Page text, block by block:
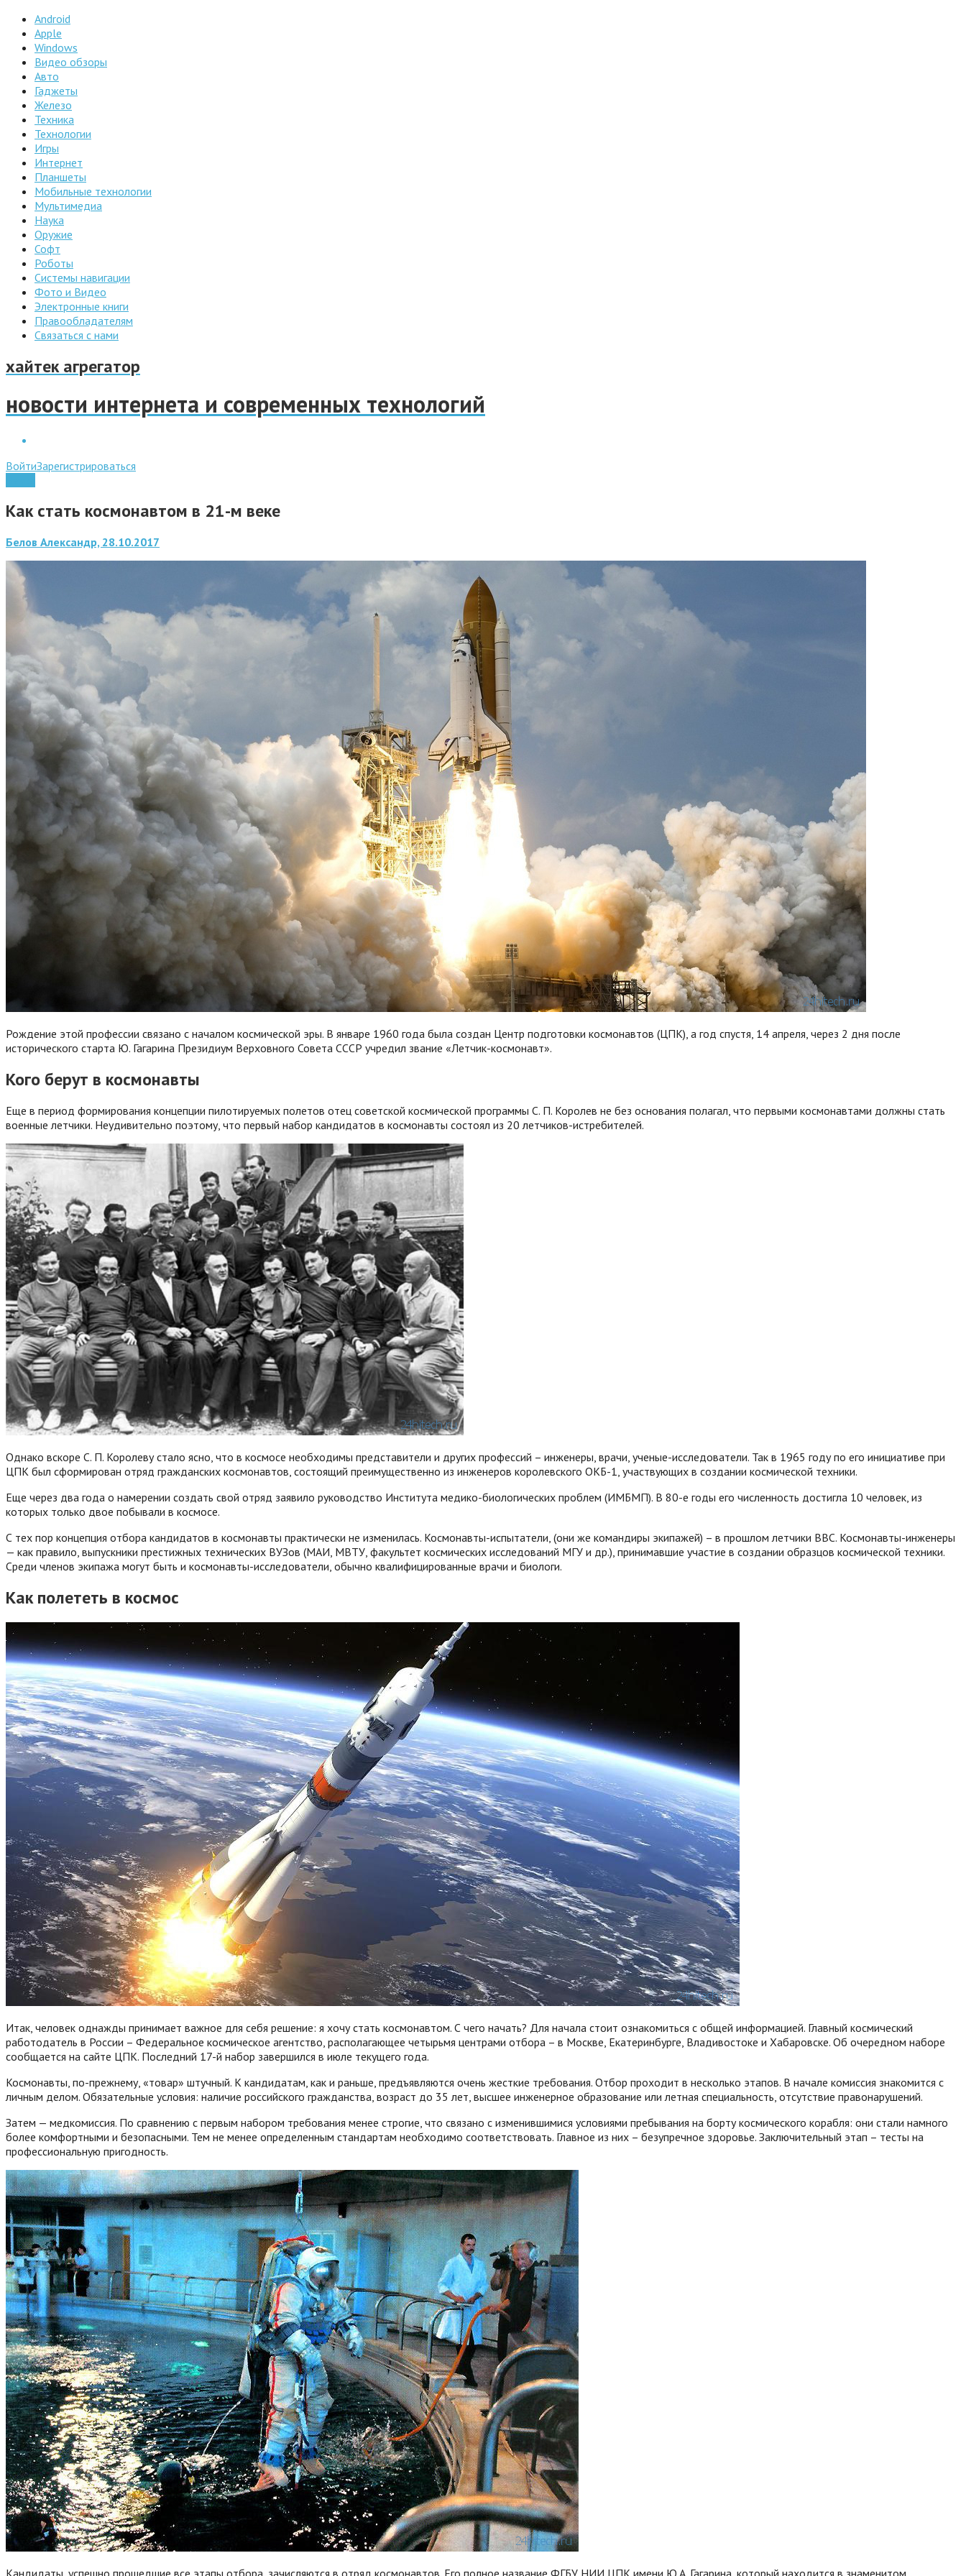
Android
Apple
Windows
Видео обзоры
Авто
Гаджеты
Железо
Техника
Технологии
Игры
Интернет
Планшеты
Мобильные технологии
Мультимедиа
Наука
Оружие
Софт
Роботы
Системы навигации
Фото и Видео
Электронные книги
Правообладателям
Связаться с нами
хайтек агрегатор
новости интернета и современных технологий
ВойтиЗарегистрироваться
Как стать космонавтом в 21-м веке
Белов Александр, 28.10.2017
Рождение этой профессии связано с началом космической эры. В январе 1960 года была создан Центр подготовки космонавтов (ЦПК), а год спустя, 14 апреля, через 2 дня после
исторического старта Ю. Гагарина Президиум Верховного Совета СССР учредил звание «Летчик-космонавт».
Кого берут в космонавты
Еще в период формирования концепции пилотируемых полетов отец советской космической программы С. П. Королев не без основания полагал, что первыми космонавтами должны стать
военные летчики. Неудивительно поэтому, что первый набор кандидатов в космонавты состоял из 20 летчиков-истребителей.
Однако вскоре С. П. Королеву стало ясно, что в космосе необходимы представители и других профессий – инженеры, врачи, ученые-исследователи. Так в 1965 году по его инициативе при
ЦПК был сформирован отряд гражданских космонавтов, состоящий преимущественно из инженеров королевского ОКБ-1, участвующих в создании космической техники.
Еще через два года о намерении создать свой отряд заявило руководство Института медико-биологических проблем (ИМБМП). В 80-е годы его численность достигла 10 человек, из
которых только двое побывали в космосе.
С тех пор концепция отбора кандидатов в космонавты практически не изменилась. Космонавты-испытатели, (они же командиры экипажей) – в прошлом летчики ВВС. Космонавты-инженеры
— как правило, выпускники престижных технических ВУЗов (МАИ, МВТУ, факультет космических исследований МГУ и др.), принимавшие участие в создании образцов космической техники.
Среди членов экипажа могут быть и космонавты-исследователи, обычно квалифицированные врачи и биологи.
Как полететь в космос
Итак, человек однажды принимает важное для себя решение: я хочу стать космонавтом. С чего начать? Для начала стоит ознакомиться с общей информацией. Главный космический
работодатель в России – Федеральное космическое агентство, располагающее четырьмя центрами отбора – в Москве, Екатеринбурге, Владивостоке и Хабаровске. Об очередном наборе
сообщается на сайте ЦПК. Последний 17-й набор завершился в июле текущего года.
Космонавты, по-прежнему, «товар» штучный. К кандидатам, как и раньше, предъявляются очень жесткие требования. Отбор проходит в несколько этапов. В начале комиссия знакомится с
личным делом. Обязательные условия: наличие российского гражданства, возраст до 35 лет, высшее инженерное образование или летная специальность, отсутствие правонарушений.
Затем — медкомиссия. По сравнению с первым набором требования менее строгие, что связано с изменившимися условиями пребывания на борту космического корабля: они стали намного
более комфортными и безопасными. Тем не менее определенным стандартам необходимо соответствовать. Главное из них – безупречное здоровье. Заключительный этап – тесты на
профессиональную пригодность.